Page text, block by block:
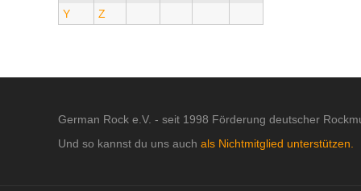
Y
Z
German Rock e.V. - seit 1998 Förderung deutscher
Und so kannst du uns auch als Nichtmitglied unterstützen.